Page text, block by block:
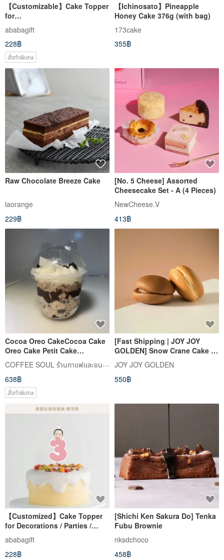
【Customizable】Cake Topper
for
Decorations/Parties/Celebratio
ns/Birthdays/Baby Milestones
- Text Headshot/Full Body
Style
ababagift
228฿
สั่งทำพิเศษ
【Ichinosato】Pineapple
Honey Cake 376g (with bag)
173cake
355฿
Raw Chocolate Breeze Cake
laorange
229฿
[No. 5 Cheese] Assorted
Cheesecake Set - A (4 Pieces)
NewCheese.V
413฿
Cocoa Oreo CakeCocoa Cake
Oreo Cake Petit Cake
Afternoon Tea Dessert Home
Delivery
COFFEE SOUL ร้านกาแฟและขนมหวาน
638฿
สั่งทำพิเศษ
[Fast Shipping | JOY JOY
GOLDEN] Snow Crane Cake 8
pcs (Assorted)
JOY JOY GOLDEN
550฿
【Customized】Cake Topper
for Decorations / Parties /
Celebrations / Birthdays / First
Month Ceremonies - Number
Design
ababagift
228฿
[Shichi Ken Sakura Do] Tenka
Fubu Brownie
nksdchoco
458฿